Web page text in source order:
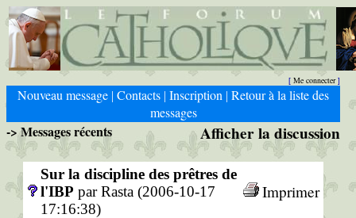
[ Me connecter]
Nouveau message | Contacts | Inscription | Retour à la liste des
messages
-> Messages récents Afficher la discussion
Sur la discipline des prêtres de
l'IBP par Rasta (2006-10-17
17:16:38)
Imprimer